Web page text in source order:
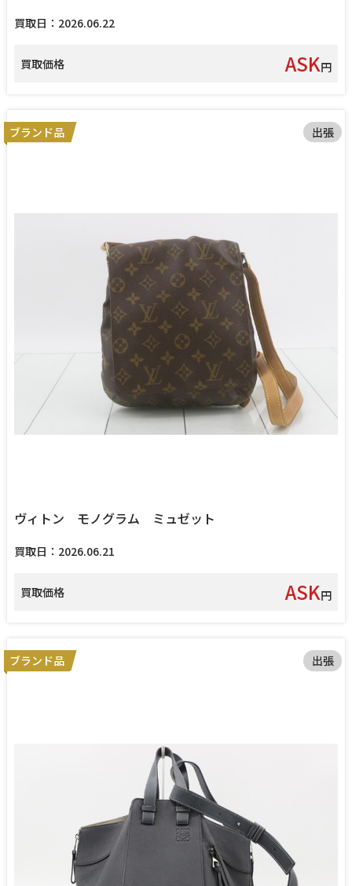
買取日：2026.06.22
買取価格 ASK円
ブランド品 出張
ヴィトン モノグラム ミュゼット
買取日：2026.06.21
買取価格 ASK円
ブランド品 出張